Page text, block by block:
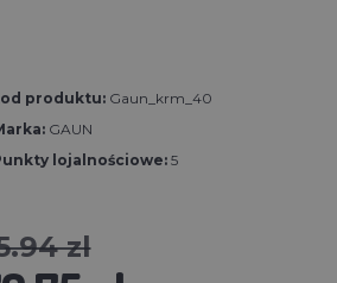
produktu: Gaun_krm_40
GAUN
lojalnościowe: 5
zl